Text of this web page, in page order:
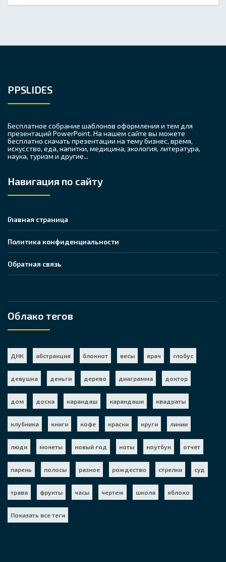
PPSLIDES
Бесплатное собрание шаблонов оформления и тем для
презентаций PowerPoint. На нашем сайте вы можете
бесплатно скачать презентации на тему бизнес, время,
искусство, еда, напитки, медицина, экология, литература,
наука, туризм и другие...
Навигация по сайту
Главная страница
Политика конфиденциальности
Обратная связь
Облако тегов
ДНК абстракция блокнот весы врач глобус
девушка деньги дерево диаграмма доктор
дом доска карандаш карандаши квадраты
клубника книги кофе краски круги линии
люди монеты новый год ноты ноутбук отчет
парень полосы разное рождество стрелки суд
трава фрукты часы чертеж школа яблоко
Показать все теги